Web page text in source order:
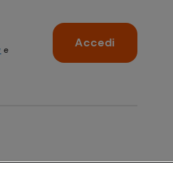
e Accedi